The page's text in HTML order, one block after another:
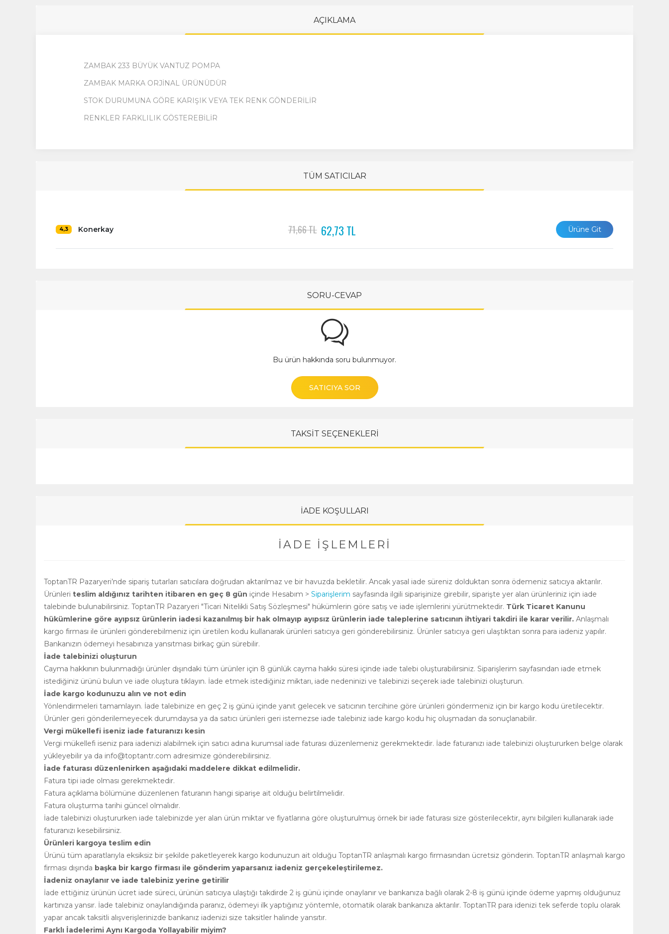
AÇIKLAMA
ZAMBAK 233 BÜYÜK VANTUZ POMPA
ZAMBAK MARKA ORJİNAL ÜRÜNÜDÜR
STOK DURUMUNA GÖRE KARIŞIK VEYA TEK RENK GÖNDERİLİR
RENKLER FARKLILIK GÖSTEREBİLİR
TÜM SATICILAR
4,3 Konerkay 71,66 TL 62,73 TL Ürüne Git
SORU-CEVAP
Bu ürün hakkında soru bulunmuyor.
SATICIYA SOR
TAKSİT SEÇENEKLERİ
İADE KOŞULLARI
İADE İŞLEMLERI
ToptanTR Pazaryeri’nde sipariş tutarları satıcılara doğrudan aktarılmaz ve bir havuzda bekletilir. Ancak yasal iade süreniz dolduktan sonra ödemeniz satıcıya aktarılır.
Ürünleri teslim aldığınız tarihten itibaren en geç 8 gün içinde Hesabım > Siparişlerim sayfasında ilgili siparişinize girebilir, siparişte yer alan ürünleriniz için iade
talebinde bulunabilirsiniz. ToptanTR Pazaryeri "Ticari Nitelikli Satış Sözleşmesi" hükümlerin göre satış ve iade işlemlerini yürütmektedir. Türk Ticaret Kanunu
hükümlerine göre ayıpsız ürünlerin iadesi kazanılmış bir hak olmayıp ayıpsız ürünlerin iade taleplerine satıcının ihtiyari takdiri ile karar verilir. Anlaşmalı
kargo firması ile ürünleri gönderebilmeniz için üretilen kodu kullanarak ürünleri satıcıya geri gönderebilirsiniz. Ürünler satıcıya geri ulaştıktan sonra para iadeniz yapılır.
Bankanızın ödemeyi hesabınıza yansıtması birkaç gün sürebilir.
İade talebinizi oluşturun
Cayma hakkının bulunmadığı ürünler dışındaki tüm ürünler için 8 günlük cayma hakkı süresi içinde iade talebi oluşturabilirsiniz. Siparişlerim sayfasından iade etmek
istediğiniz ürünü bulun ve iade oluştura tıklayın. İade etmek istediğiniz miktarı, iade nedeninizi ve talebinizi seçerek iade talebinizi oluşturun.
İade kargo kodunuzu alın ve not edin
Yönlendirmeleri tamamlayın. İade talebinize en geç 2 iş günü içinde yanıt gelecek ve satıcının tercihine göre ürünleri göndermeniz için bir kargo kodu üretilecektir.
Ürünler geri gönderilemeyecek durumdaysa ya da satıcı ürünleri geri istemezse iade talebiniz iade kargo kodu hiç oluşmadan da sonuçlanabilir.
Vergi mükellefi iseniz iade faturanızı kesin
Vergi mükellefi iseniz para iadenizi alabilmek için satıcı adına kurumsal iade faturası düzenlemeniz gerekmektedir. İade faturanızı iade talebinizi oluştururken belge olarak
yükleyebilir ya da info@toptantr.com adresimize gönderebilirsiniz.
İade faturası düzenlenirken aşağıdaki maddelere dikkat edilmelidir.
Fatura tipi iade olması gerekmektedir.
Fatura açıklama bölümüne düzenlenen faturanın hangi siparişe ait olduğu belirtilmelidir.
Fatura oluşturma tarihi güncel olmalıdır.
İade talebinizi oluştururken iade talebinizde yer alan ürün miktar ve fiyatlarına göre oluşturulmuş örnek bir iade faturası size gösterilecektir, aynı bilgileri kullanarak iade
faturanızı kesebilirsiniz.
Ürünleri kargoya teslim edin
Ürünü tüm aparatlarıyla eksiksiz bir şekilde paketleyerek kargo kodunuzun ait olduğu ToptanTR anlaşmalı kargo firmasından ücretsiz gönderin. ToptanTR anlaşmalı kargo
firması dışında başka bir kargo firması ile gönderim yaparsanız iadeniz gerçekeleştirilemez.
İadeniz onaylanır ve iade talebiniz yerine getirilir
İade ettiğiniz ürünün ücret iade süreci, ürünün satıcıya ulaştığı takdirde 2 iş günü içinde onaylanır ve bankanıza bağlı olarak 2-8 iş günü içinde ödeme yapmış olduğunuz
kartınıza yansır. İade talebiniz onaylandığında paranız, ödemeyi ilk yaptığınız yöntemle, otomatik olarak bankanıza aktarılır. ToptanTR para idenizi tek seferde toplu olarak
yapar ancak taksitli alışverişlerinizde bankanız iadenizi size taksitler halinde yansıtır.
Farklı İadelerimi Aynı Kargoda Yollayabilir miyim?